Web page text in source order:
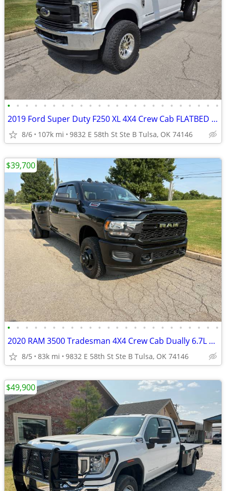
• • • • • • • • • • • • • • • • • • • • • • • •
2019 Ford Super Duty F250 XL 4X4 Crew Cab FLATBED 6.7L POWERSTROKE
8/6 107k mi 9832 E 58th St Ste B Tulsa, OK 74146
• • • • • • • • • • • • • • • • • • • • • • • •
2020 RAM 3500 Tradesman 4X4 Crew Cab Dually 6.7L CUMMINS
8/5 83k mi 9832 E 58th St Ste B Tulsa, OK 74146
$39,700
$49,900